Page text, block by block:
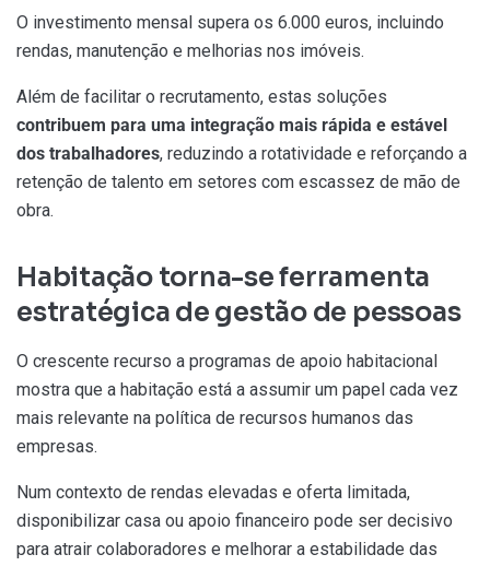
O investimento mensal supera os 6.000 euros, incluindo
rendas, manutenção e melhorias nos imóveis.
Além de facilitar o recrutamento, estas soluções
contribuem para uma integração mais rápida e estável
dos trabalhadores, reduzindo a rotatividade e reforçando a
retenção de talento em setores com escassez de mão de
obra.
Habitação torna-se ferramenta
estratégica de gestão de pessoas
O crescente recurso a programas de apoio habitacional
mostra que a habitação está a assumir um papel cada vez
mais relevante na política de recursos humanos das
empresas.
Num contexto de rendas elevadas e oferta limitada,
disponibilizar casa ou apoio financeiro pode ser decisivo
para atrair colaboradores e melhorar a estabilidade das